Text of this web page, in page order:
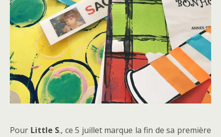
Pour Little S., ce 5 juillet marque la fin de sa première